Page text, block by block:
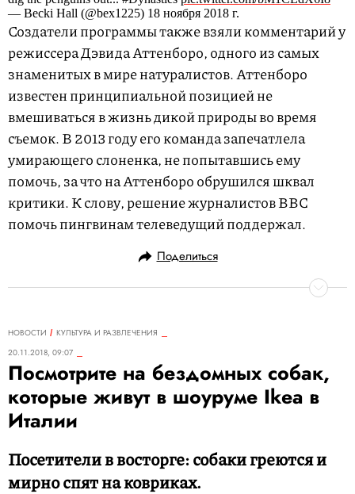
— Becki Hall (@bex1225) 18 ноября 2018 г.
Создатели программы также взяли комментарий у
режиссера Дэвида Аттенборо, одного из самых
знаменитых в мире натуралистов. Аттенборо
известен принципиальной позицией не
вмешиваться в жизнь дикой природы во время
съемок. В 2013 году его команда запечатлела
умирающего слоненка, не попытавшись ему
помочь, за что на Аттенборо обрушился шквал
критики. К слову, решение журналистов BBC
помочь пингвинам телеведущий поддержал.
Поделиться
НОВОСТИ
КУЛЬТУРА И РАЗВЛЕЧЕНИЯ
20.11.2018, 09:07
Посмотрите на бездомных собак,
которые живут в шоуруме Ikea в
Италии
Посетители в восторге: собаки греются и
мирно спят на ковриках.